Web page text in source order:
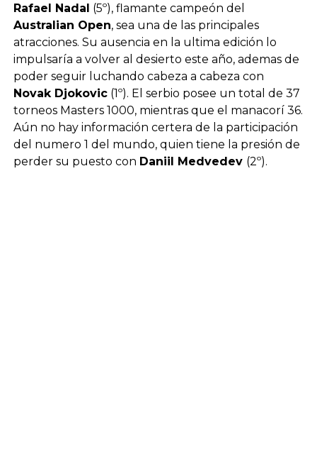
Rafael Nadal (5º), flamante campeón del
Australian Open, sea una de las principales
atracciones. Su ausencia en la ultima edición lo
impulsaría a volver al desierto este año, ademas de
poder seguir luchando cabeza a cabeza con
Novak Djokovic(1º). El serbio posee un total de 37
torneos Masters 1000, mientras que el manacorí 36.
Aún no hay información certera de la participación
del numero 1 del mundo, quien tiene la presión de
perder su puesto con Daniil Medvedev (2º).